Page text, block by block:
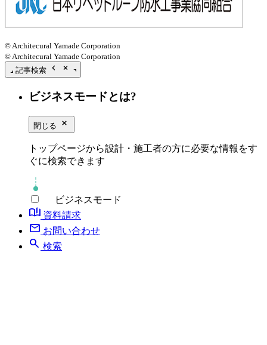
© Architecural Yamade Corporation
© Architecural Yamade Corporation
記事検索 chevron_left close_small
ビジネスモードとは?
閉じる close_small
トップページから設計・施工者の方に必要な情報をす
ぐに検索できます
ビジネスモード
book_ribbon 資料請求
mail お問い合わせ
search 検索